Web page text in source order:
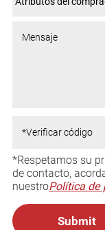
*Respetamos su
de contacto,
nuestroPolítica de